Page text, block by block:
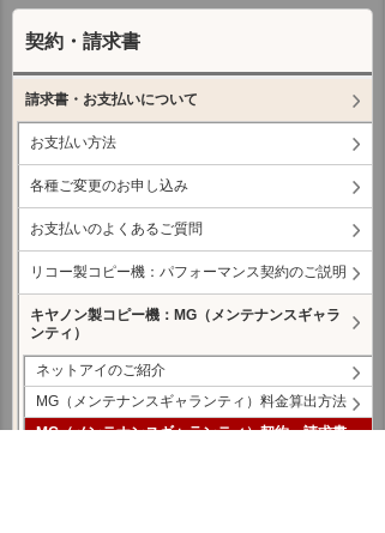
契約・請求書
請求書・お支払いについて
お支払い方法
各種ご変更のお申し込み
お支払いのよくあるご質問
リコー製コピー機：パフォーマンス契約のご説明
キヤノン製コピー機：MG（メンテナンスギャラ
ンティ）
ネットアイのご紹介
MG（メンテナンスギャランティ）料金算出方法
MG（メンテナンスギャランティ）契約 請求書